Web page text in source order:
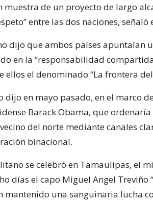
muestra de un proyecto de largo
entre las dos naciones,
dijo que ambos países apuntalan
en la “responsabilidad
ellos el denominado “La frontera del
dijo en mayo pasado, en el marco
Barack Obama, que
del norte mediante canales
binacional.
se celebró en Tamaulipas, el
días el capo Miguel Angel Treviño
mantenido una sanguinaria lucha